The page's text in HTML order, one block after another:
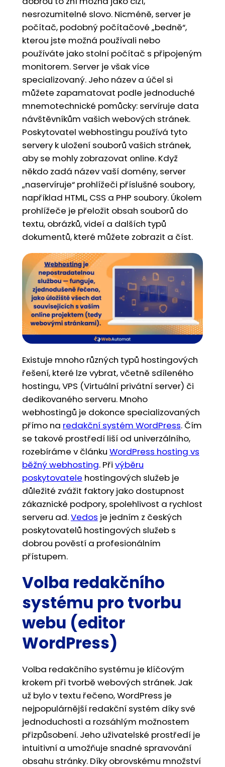
nesrozumitelné slovo. Nicméně, server je
počítač, podobný počítačové „bedně“,
kterou jste možná používali nebo
používáte jako stolní počítač s připojeným
monitorem. Server je však více
specializovaný. Jeho název a účel si
můžete zapamatovat podle jednoduché
mnemotechnické pomůcky: servíruje data
návštěvníkům vašich webových stránek.
Poskytovatel webhostingu používá tyto
servery k uložení souborů vašich stránek,
aby se mohly zobrazovat online. Když
někdo zadá název vaší domény, server
„naservíruje“ prohlížeči příslušné soubory,
například HTML, CSS a PHP soubory. Úkolem
prohlížeče je přeložit obsah souborů do
textu, obrázků, videí a dalších typů
dokumentů, které můžete zobrazit a číst.
Existuje mnoho různých typů hostingových
řešení, které lze vybrat, včetně sdíleného
hostingu, VPS (Virtuální privátní server) či
dedikovaného serveru. Mnoho
webhostingů je dokonce specializovaných
přímo na redakční systém WordPress. Čím
se takové prostředí liší od univerzálního,
rozebíráme v článku WordPress hosting vs
běžný webhosting. Při výběru
poskytovatele hostingových služeb je
důležité zvážit faktory jako dostupnost
zákaznické podpory, spolehlivost a rychlost
serveru ad.Vedos je jedním z českých
poskytovatelů hostingových služeb s
dobrou pověstí a profesionálním
přístupem.
Volba redakčního
systému pro tvorbu
webu (editor
WordPress)
Volba redakčního systému je klíčovým
krokem při tvorbě webových stránek. Jak
už bylo v textu řečeno, WordPress je
nejpopulárnější redakční systém díky své
jednoduchosti a rozsáhlým možnostem
přizpůsobení. Jeho uživatelské prostředí je
intuitivní a umožňuje snadné spravování
obsahu stránky. Díky obrovskému množství